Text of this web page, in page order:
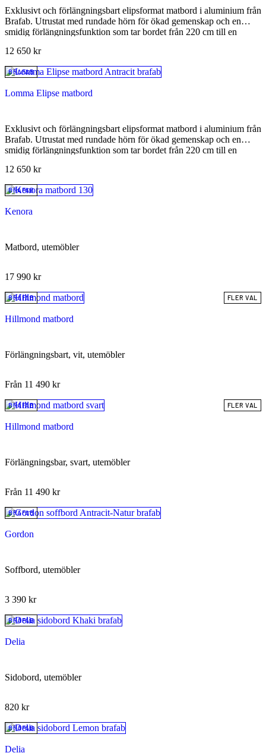
Exklusivt och förlängningsbart elipsformat matbord i aluminium från
Brafab. Utrustat med rundade hörn för ökad gemenskap och en
smidig förlängningsfunktion som tar bordet från 220 cm till en
12 650 kr
BRAFAB
Lomma Elipse matbord
Exklusivt och förlängningsbart elipsformat matbord i aluminium från
Brafab. Utrustat med rundade hörn för ökad gemenskap och en
smidig förlängningsfunktion som tar bordet från 220 cm till en
12 650 kr
BRAFAB
Kenora
Matbord, utemöbler
17 990 kr
BRAFAB FLER VAL
Hillmond matbord
Förlängningsbart, vit, utemöbler
Från 11 490 kr
BRAFAB FLER VAL
Hillmond matbord
Förlängningsbar, svart, utemöbler
Från 11 490 kr
BRAFAB
Gordon
Soffbord, utemöbler
3 390 kr
BRAFAB
Delia
Sidobord, utemöbler
820 kr
BRAFAB
Delia